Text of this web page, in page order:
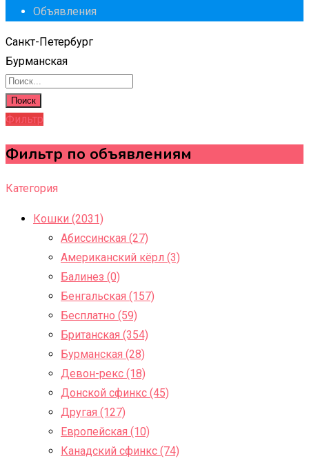
Объявления
Санкт-Петербург
Бурманская
Поиск
Фильтр
Фильтр по объявлениям
Категория
Кошки (2031)
Абиссинская (27)
Американский кёрл (3)
Балинез (0)
Бенгальская (157)
Бесплатно (59)
Британская (354)
Бурманская (28)
Девон-рекс (18)
Донской сфинкс (45)
Другая (127)
Европейская (10)
Канадский сфинкс (74)